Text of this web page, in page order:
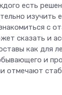
есть
изучить
с
сказать и
как для
и
отмечают